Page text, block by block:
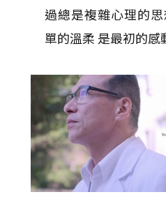
過總是複雜心理的
單的溫柔 是最初的感